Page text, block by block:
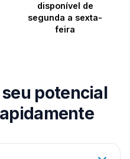
disponível de
segunda a sexta-
feira
potencial